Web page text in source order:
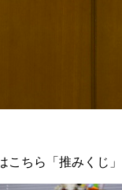
ちら「推みくじ」